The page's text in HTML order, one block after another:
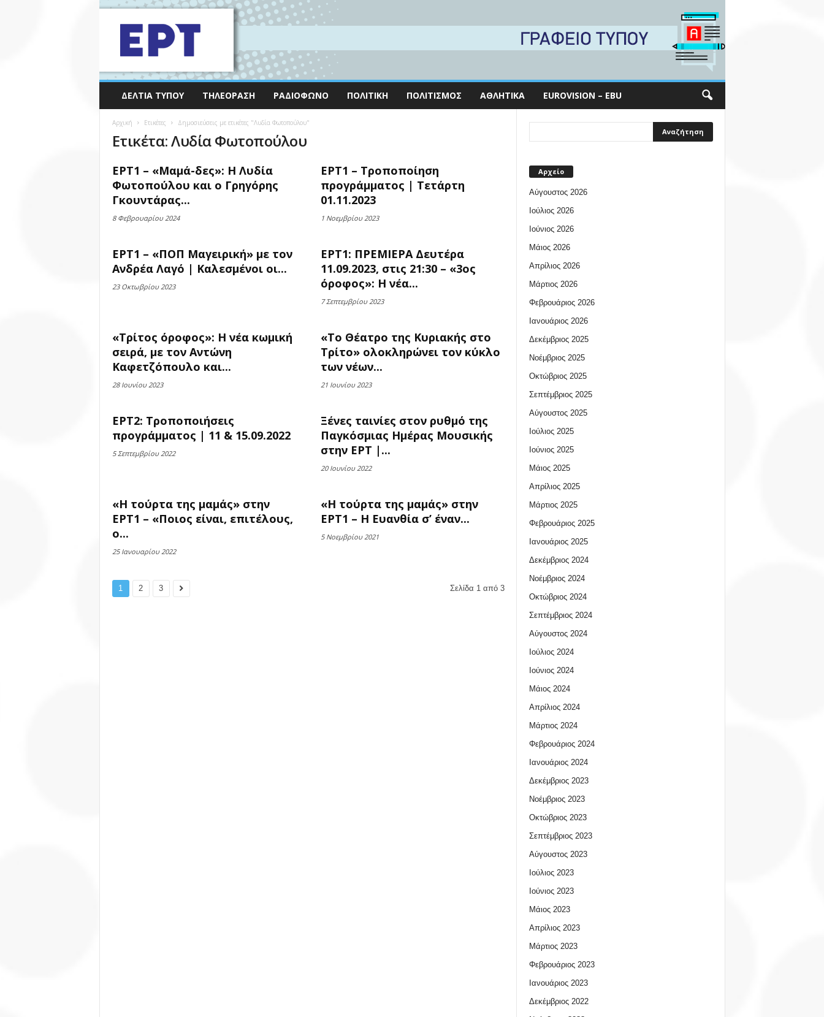
ΔΕΛΤΊΑ ΤΎΠΟΥ ΤΗΛΕΌΡΑΣΗ ΡΑΔΙΌΦΩΝΟ ΠΟΛΙΤΙΚΉ ΠΟΛΙΤΙΣΜΌΣ ΑΘΛΗΤΙΚΆ EUROVISION – EBU
Αρχική Ετικέτες Δημοσιεύσεις με ετικέτες "Λυδία Φωτοπούλου"
Ετικέτα: Λυδία Φωτοπούλου
ΕΡΤ1 – «Μαμά-δες»: Η Λυδία
Φωτοπούλου και ο Γρηγόρης
Γκουντάρας...
8 Φεβρουαρίου 2024
ΕΡΤ1 – Τροποποίηση
προγράμματος | Τετάρτη
01.11.2023
1 Νοεμβρίου 2023
ΕΡΤ1 – «ΠΟΠ Μαγειρική» με τον
Ανδρέα Λαγό | Καλεσμένοι οι...
23 Οκτωβρίου 2023
ΕΡΤ1: ΠΡΕΜΙΕΡΑ Δευτέρα
11.09.2023, στις 21:30 – «3ος
όροφος»: Η νέα...
7 Σεπτεμβρίου 2023
«Τρίτος όροφος»: Η νέα κωμική
σειρά, με τον Αντώνη
Καφετζόπουλο και...
28 Ιουνίου 2023
«Το Θέατρο της Κυριακής στο
Τρίτο» ολοκληρώνει τον κύκλο
των νέων...
21 Ιουνίου 2023
ΕΡΤ2: Τροποποιήσεις
προγράμματος | 11 & 15.09.2022
5 Σεπτεμβρίου 2022
Ξένες ταινίες στον ρυθμό της
Παγκόσμιας Ημέρας Μουσικής
στην ΕΡΤ |...
20 Ιουνίου 2022
«Η τούρτα της μαμάς» στην
ΕΡΤ1 – «Ποιος είναι, επιτέλους,
ο...
25 Ιανουαρίου 2022
«Η τούρτα της μαμάς» στην
ΕΡΤ1 – Η Ευανθία σ’ έναν...
5 Νοεμβρίου 2021
1 2 3 Σελίδα 1 από 3
Αρχείο
Αύγουστος 2026
Ιούλιος 2026
Ιούνιος 2026
Μάιος 2026
Απρίλιος 2026
Μάρτιος 2026
Φεβρουάριος 2026
Ιανουάριος 2026
Δεκέμβριος 2025
Νοέμβριος 2025
Οκτώβριος 2025
Σεπτέμβριος 2025
Αύγουστος 2025
Ιούλιος 2025
Ιούνιος 2025
Μάιος 2025
Απρίλιος 2025
Μάρτιος 2025
Φεβρουάριος 2025
Ιανουάριος 2025
Δεκέμβριος 2024
Νοέμβριος 2024
Οκτώβριος 2024
Σεπτέμβριος 2024
Αύγουστος 2024
Ιούλιος 2024
Ιούνιος 2024
Μάιος 2024
Απρίλιος 2024
Μάρτιος 2024
Φεβρουάριος 2024
Ιανουάριος 2024
Δεκέμβριος 2023
Νοέμβριος 2023
Οκτώβριος 2023
Σεπτέμβριος 2023
Αύγουστος 2023
Ιούλιος 2023
Ιούνιος 2023
Μάιος 2023
Απρίλιος 2023
Μάρτιος 2023
Φεβρουάριος 2023
Ιανουάριος 2023
Δεκέμβριος 2022